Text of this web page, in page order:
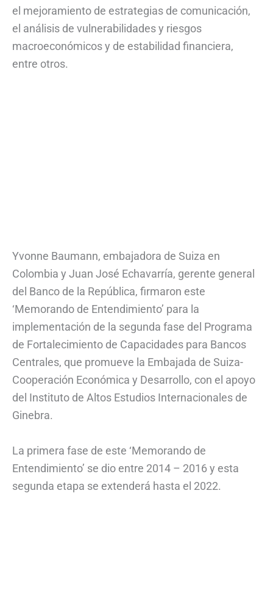
el mejoramiento de estrategias de comunicación,
el análisis de vulnerabilidades y riesgos
macroeconómicos y de estabilidad financiera,
entre otros.
Yvonne Baumann, embajadora de Suiza en
Colombia y Juan José Echavarría, gerente general
del Banco de la República, firmaron este
‘Memorando de Entendimiento’ para la
implementación de la segunda fase del Programa
de Fortalecimiento de Capacidades para Bancos
Centrales, que promueve la Embajada de Suiza-
Cooperación Económica y Desarrollo, con el apoyo
del Instituto de Altos Estudios Internacionales de
Ginebra.
La primera fase de este ‘Memorando de
Entendimiento’ se dio entre 2014 – 2016 y esta
segunda etapa se extenderá hasta el 2022.